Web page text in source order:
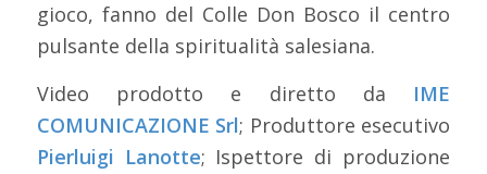
gioco, fanno del Colle Don Bosco il centro
pulsante della spiritualità salesiana.
Video prodotto e diretto da IME
COMUNICAZIONE Srl; Produttore esecutivo
Pierluigi Lanotte; Ispettore di produzione